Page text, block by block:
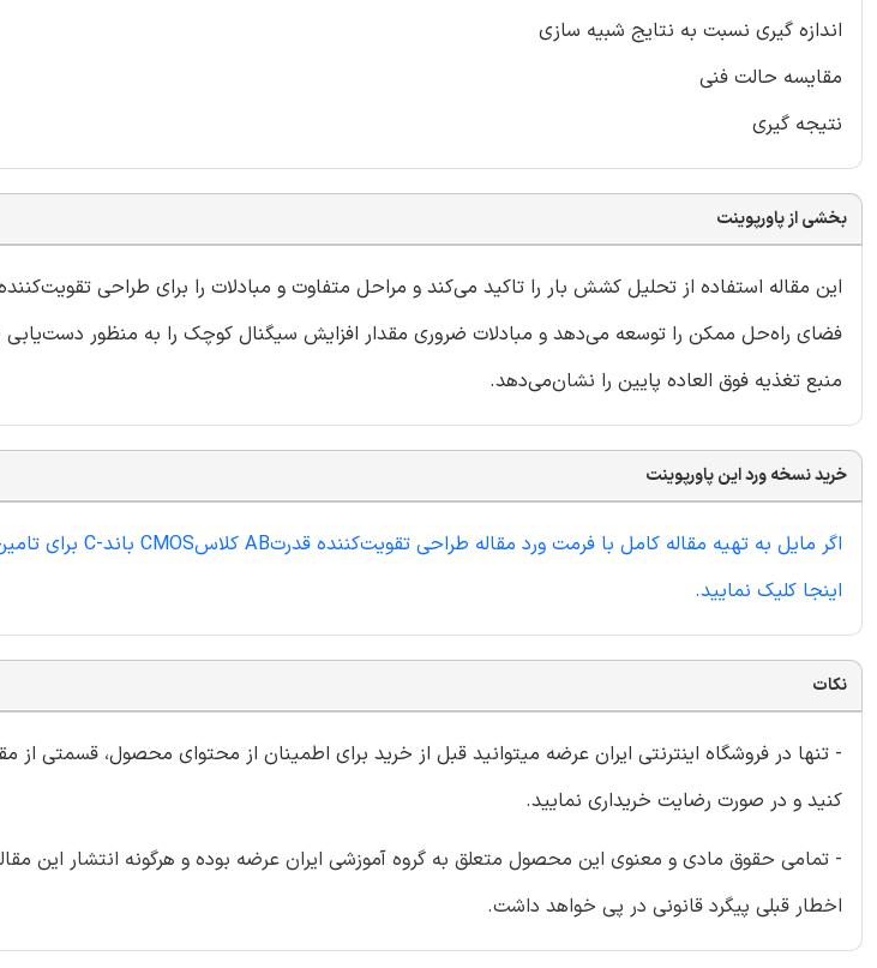
اندازه گیری نسبت به نتایج شبیه سازی
مقایسه حالت فنی
نتیجه گیری
بخشی از پاورپوینت
این مقاله استفاده از تحلیل کشش ‌بار را تاکید می‌کند و مراحل متفاوت و مبادلات را برای طراحی
فضای راه‌حل ممکن را توسعه می‌دهد و مبادلات ضروری مقدار افزایش سیگنال کوچک را به منظور دست‌یابی به
منبع تغذیه فوق‌ العاده پایین را نشان‌می‌دهد.
خرید نسخه ورد این پاورپوینت
اینجا کلیک نمایید.
نکات
- تنها در فروشگاه اینترنتی ایران عرضه میتوانید قبل از خرید برای اطمینان از محتوای محصول، قسمتی از
کنید و در صورت رضایت خریداری نمایید.
- تمامی حقوق مادی و معنوی این محصول متعلق به گروه آموزشی ایران عرضه بوده و هرگونه انتشار این
اخطار قبلی پیگرد قانونی در پی خواهد داشت.